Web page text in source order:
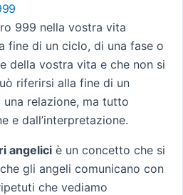
999 nella vostra vita
fine di un ciclo, di una fase o
della vostra vita e che non si
riferirsi alla fine di un
relazione, ma tutto
e dall’interpretazione.
angelici è un concetto che si
gli angeli comunicano con
che vediamo